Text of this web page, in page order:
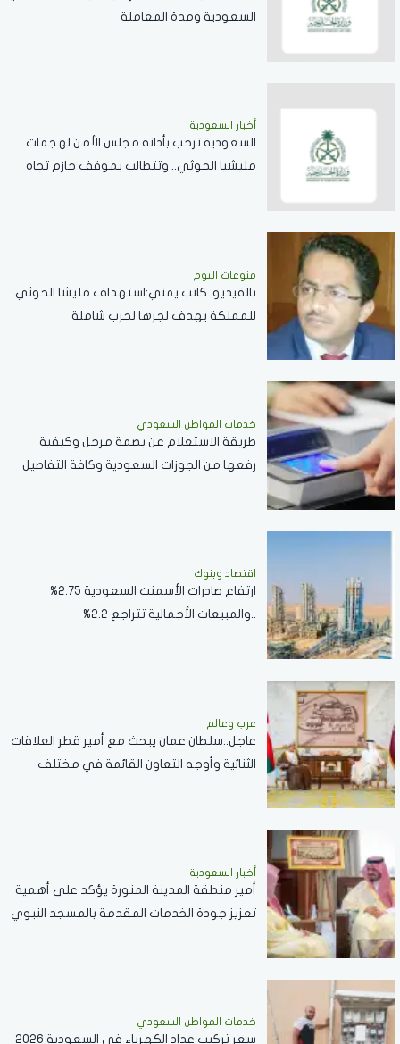
السعودية ومدة المعاملة
أخبار السعودية
السعودية ترحب بأدانة مجلس الأمن لهجمات
مليشيا الحوثي.. وتتطالب بموقف حازم تجاه
منوعات اليوم
بالفيديو..كاتب يمني:استهداف مليشا الحوثي
للمملكة يهدف لجرها لحرب شاملة
خدمات المواطن السعودي
طريقة الاستعلام عن بصمة مرحل وكيفية
رفعها من الجوزات السعودية وكافة التفاصيل
اقتصاد وبنوك
ارتفاع صادرات الأسمنت السعودية 2.75%
..والمبيعات الأجمالية تتراجع 2.2%
عرب وعالم
عاجل..سلطان عمان يبحث مع أمير قطر العلاقات
الثنائية وأوجه التعاون القائمة في مختلف
أخبار السعودية
أمير منطقة المدينة المنورة يؤكد على أهمية
تعزيز جودة الخدمات المقدمة بالمسجد النبوي
خدمات المواطن السعودي
سعر تركيب عداد الكهرباء في السعودية 2026